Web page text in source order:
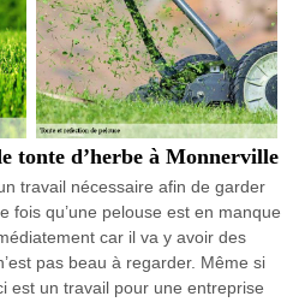
tonte d’herbe à Monnerville
travail nécessaire afin de garder
fois qu’une pelouse est en manque
car il va y avoir des
pas beau à regarder. Même si
est un travail pour une entreprise